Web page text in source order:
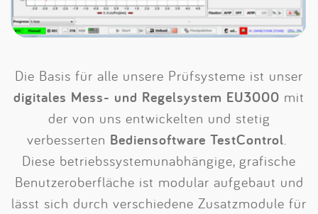
Die Basis für alle unsere Prüfsysteme ist unser
digitales Mess- und Regelsystem EU3000 mit
der von uns entwickelten und stetig
verbesserten Bediensoftware TestControl
Diese betriebssystemunabhängige, grafische
Benutzeroberfläche ist modular aufgebaut und
lässt sich durch verschiedene Zusatzmodule für